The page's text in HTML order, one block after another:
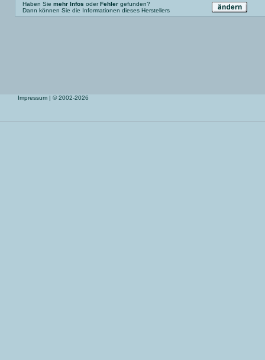
Haben Sie mehr Infos oderFehler gefunden?
Dann können Sie die Informationen dieses Herstellers
Impressum | © 2002-2026